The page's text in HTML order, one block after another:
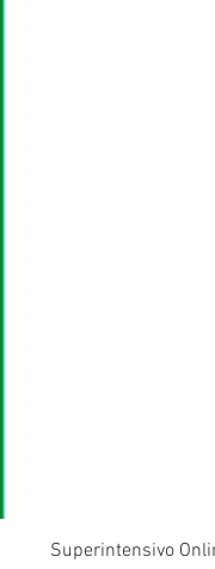
Visualização
Superintensivo